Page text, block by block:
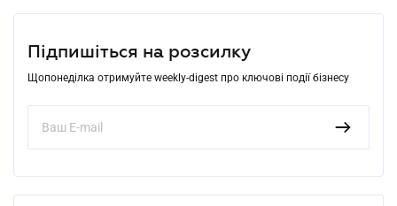
Підпишіться на розсилку
Щопонеділка отримуйте weekly-digest про ключові події бізнесу